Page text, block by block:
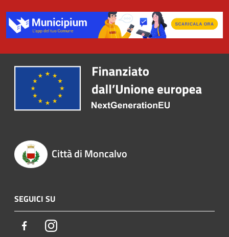
Città di Moncalvo
SEGUICI SU
FacebookInstagram